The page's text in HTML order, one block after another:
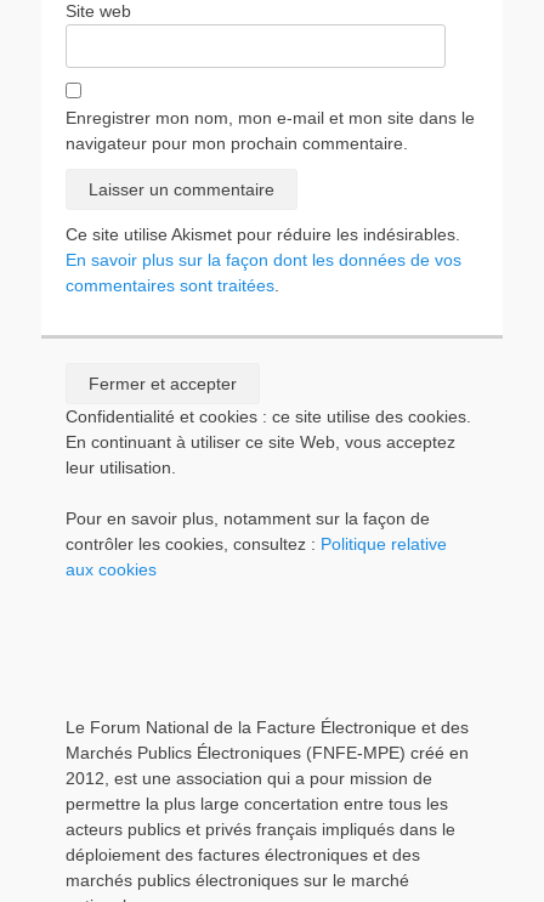
Site web
Enregistrer mon nom, mon e-mail et mon site dans le
navigateur pour mon prochain commentaire.
Ce site utilise Akismet pour réduire les indésirables.
En savoir plus sur la façon dont les données de vos
commentaires sont traitées
Confidentialité et cookies : ce site utilise des cookies.
En continuant à utiliser ce site Web, vous acceptez
leur utilisation.
Pour en savoir plus, notamment sur la façon de
contrôler les cookies, consultez : Politique relative
aux cookies
Le Forum National de la Facture Électronique et des
Marchés Publics Électroniques (FNFE-MPE) créé en
2012, est une association qui a pour mission de
permettre la plus large concertation entre tous les
acteurs publics et privés français impliqués dans le
déploiement des factures électroniques et des
marchés publics électroniques sur le marché